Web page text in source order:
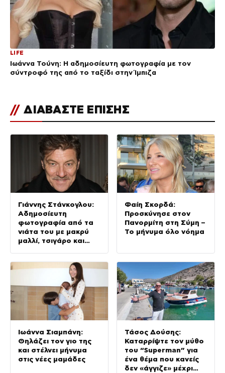
LIFE
Ιωάννα Τούνη: Η αδημοσίευτη φωτογραφία με τον
σύντροφό της από το ταξίδι στην Ίμπιζα
// ΔΙΑΒΑΣΤΕ ΕΠΙΣΗΣ
Γιάννης Στάνκογλου:
Αδημοσίευτη
φωτογραφία από τα
νιάτα του με μακρύ
μαλλί, τσιγάρο και
Φαίη Σκορδά:
Προσκύνησε στον
Πανορμίτη στη Σύμη –
Το μήνυμα όλο νόημα
Ιωάννα Σιαμπάνη:
Θηλάζει τον γιο της
και στέλνει μήνυμα
στις νέες μαμάδες
Τάσος Δούσης:
Καταρρίψτε τον μύθο
του “Superman” για
ένα θέμα που κανείς
δεν «άγγιζε» μέχρι